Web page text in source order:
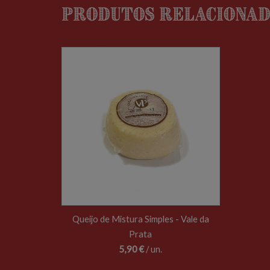
Produtos
Queijo de Mistura Simples - Vale da
Prata
5,90 €/ un.